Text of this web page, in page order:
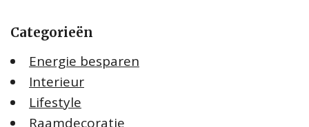
Categorieën
Energie besparen
Interieur
Lifestyle
Raamdecoratie